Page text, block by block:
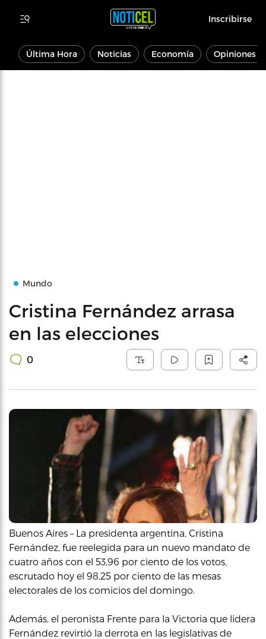
Inscribirse
Última Hora Noticias Economía Opiniones
Mundo
Cristina Fernández arrasa
en las elecciones
0
Buenos Aires – La presidenta argentina, Cristina
Fernández, fue reelegida para un nuevo mandato de
cuatro años con el 53,96 por ciento de los votos,
escrutado hoy el 98,25 por ciento de las mesas
electorales de los comicios del domingo.
Además, el peronista Frente para la Victoria que lidera
Fernández revirtió la derrota en las legislativas de